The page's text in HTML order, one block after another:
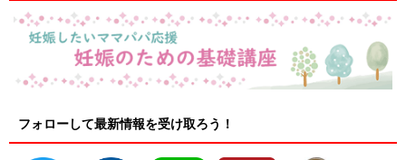
フォローして最新情報を受け取ろう！